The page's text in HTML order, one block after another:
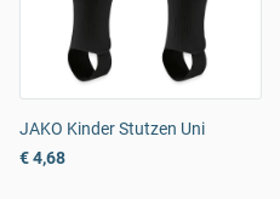
JAKO Kinder Stutzen Uni
€ 4,68